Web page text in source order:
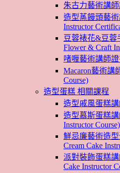
朱古力藝術講
造型蒸饅頭藝術
Instructor
豆蓉裱花&豆蓉
Flower & Craft
啫喱藝術講師證
Macaron藝術講
Course)
造型蛋糕 相關課程
造型戚風蛋糕
造型慕斯蛋糕講
Instructor Course)
鮮忌廉藝術造
Cream Cake
派對裝飾蛋糕講
Cake Instructor